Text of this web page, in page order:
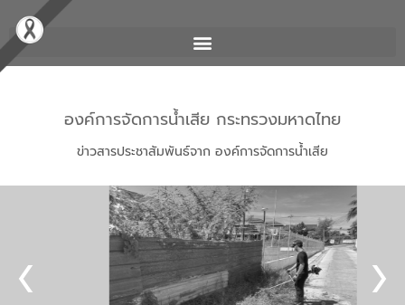
องค์การจัดการน้ำเสีย กระทรวงมหาดไทย
ข่าวสารประชาสัมพันธ์จาก องค์การจัดการน้ำเสีย